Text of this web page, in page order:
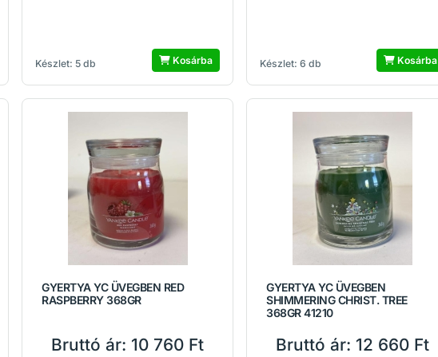
Készlet: 5 db Kosárba Készlet: 6 db Kosárba
GYERTYA YC ÜVEGBEN RED
RASPBERRY 368GR
Bruttó ár: 10 760 Ft
GYERTYA YC ÜVEGBEN
SHIMMERING CHRIST. TREE
368GR 41210
Bruttó ár: 12 660 Ft